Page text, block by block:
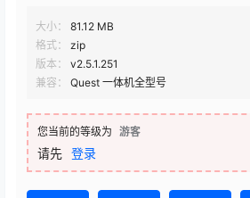
大小：
81.12 MB
格式：
zip
版本：
v2.5.1.251
兼容：
Quest 一体机全型号
您当前的等级为 游客
请先 登录